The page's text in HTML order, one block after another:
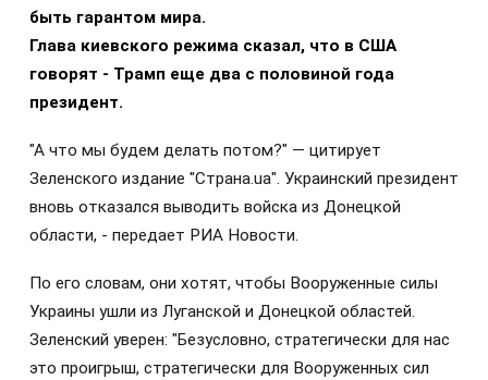
быть гарантом мира.
Глава киевского режима сказал, что в США
говорят - Трамп еще два с половиной года
президент.
"А что мы будем делать потом?" — цитирует
Зеленского издание "Страна.ua". Украинский президент
вновь отказался выводить войска из Донецкой
области, - передает РИА Новости.
По его словам, они хотят, чтобы Вооруженные силы
Украины ушли из Луганской и Донецкой областей.
Зеленский уверен: "Безусловно, стратегически для нас
это проигрыш, стратегически для Вооруженных сил